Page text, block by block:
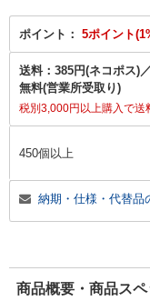
ポイント： 5ポイント
送料： 385円(ネコポス)／
無料(営業所受取り)
税別3,000円以上購入で送
450個以上
納期・仕様・代替品
商品概要・商品スペ